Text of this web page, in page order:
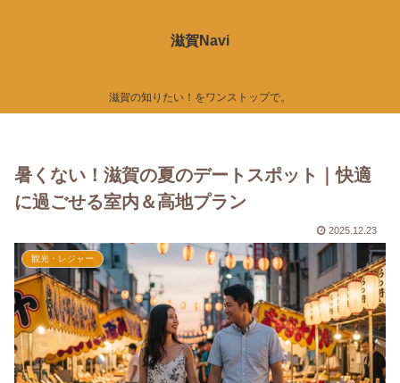
滋賀Navi
滋賀の知りたい！をワンストップで。
暑くない！滋賀の夏のデートスポット｜快適
に過ごせる室内＆高地プラン
2025.12.23
観光・レジャー